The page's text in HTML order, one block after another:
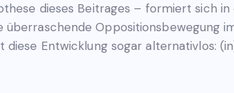
dieses Beitrages – formiert sich
Oppositionsbewegung
diese Entwicklung sogar alternativlos: